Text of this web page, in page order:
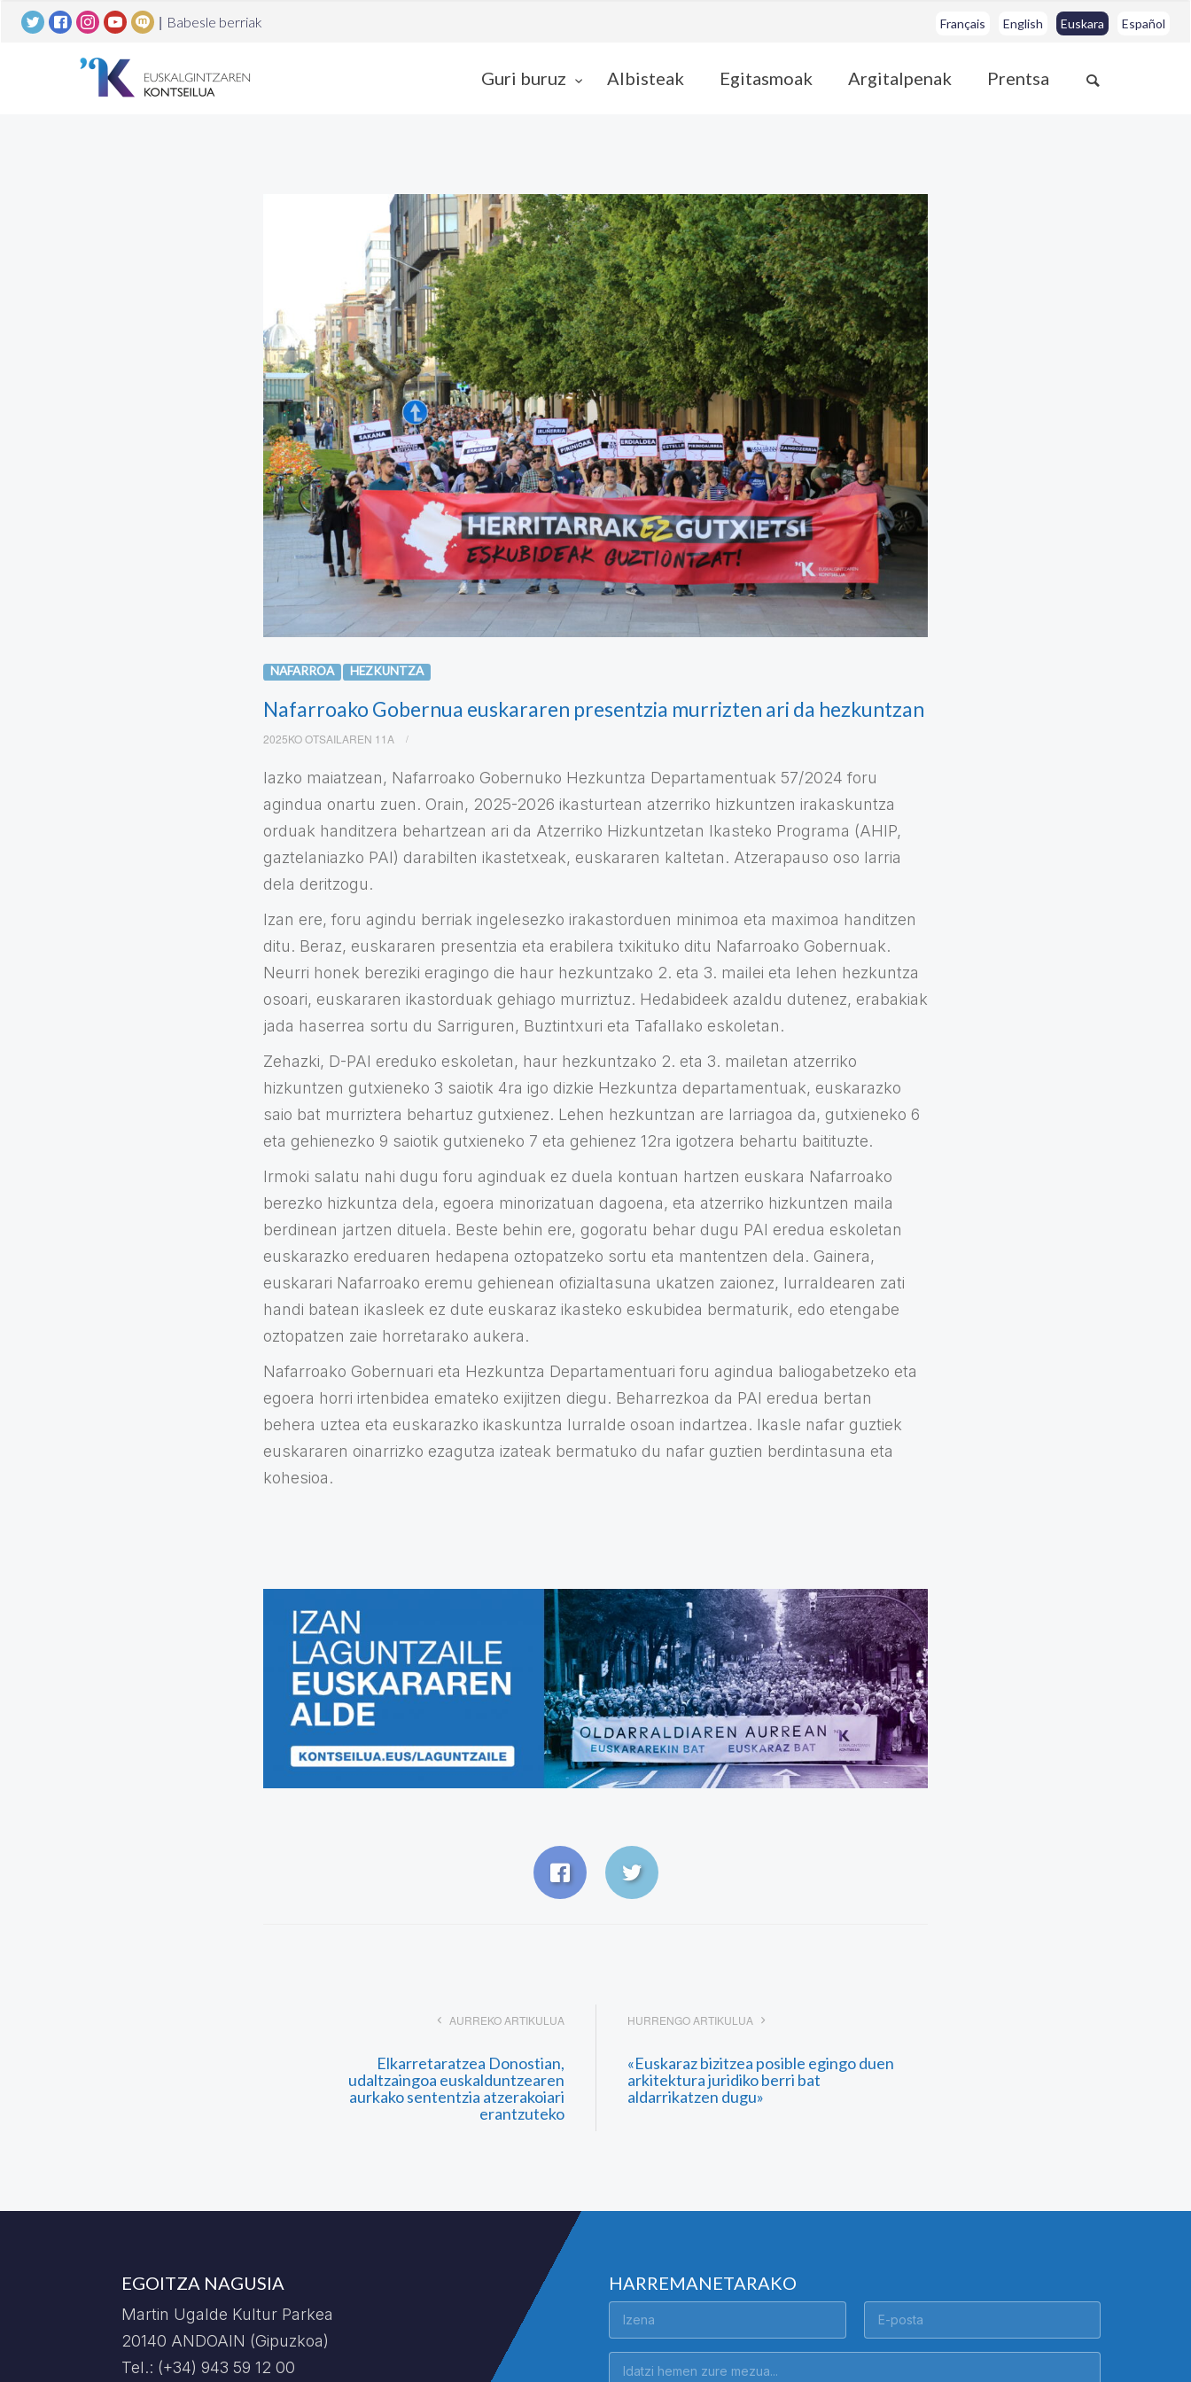
| Babesle berriak Français English Euskara Español
Guri buruz Albisteak Egitasmoak Argitalpenak Prentsa
NAFARROA HEZKUNTZA
Nafarroako Gobernua euskararen presentzia murrizten ari da hezkuntzan
2025KO OTSAILAREN 11A
Iazko maiatzean, Nafarroako Gobernuko Hezkuntza Departamentuak 57/2024 foru
agindua onartu zuen. Orain, 2025-2026 ikasturtean atzerriko hizkuntzen irakaskuntza
orduak handitzera behartzean ari da Atzerriko Hizkuntzetan Ikasteko Programa (AHIP,
gaztelaniazko PAI) darabilten ikastetxeak, euskararen kaltetan. Atzerapauso oso larria
dela deritzogu.
Izan ere, foru agindu berriak ingelesezko irakastorduen minimoa eta maximoa handitzen
ditu. Beraz, euskararen presentzia eta erabilera txikituko ditu Nafarroako Gobernuak.
Neurri honek bereziki eragingo die haur hezkuntzako 2. eta 3. mailei eta lehen hezkuntza
osoari, euskararen ikastorduak gehiago murriztuz. Hedabideek azaldu dutenez, erabakiak
jada haserrea sortu du Sarriguren, Buztintxuri eta Tafallako eskoletan.
Zehazki, D-PAI ereduko eskoletan, haur hezkuntzako 2. eta 3. mailetan atzerriko
hizkuntzen gutxieneko 3 saiotik 4ra igo dizkie Hezkuntza departamentuak, euskarazko
saio bat murriztera behartuz gutxienez. Lehen hezkuntzan are larriagoa da, gutxieneko 6
eta gehienezko 9 saiotik gutxieneko 7 eta gehienez 12ra igotzera behartu baitituzte.
Irmoki salatu nahi dugu foru aginduak ez duela kontuan hartzen euskara Nafarroako
berezko hizkuntza dela, egoera minorizatuan dagoena, eta atzerriko hizkuntzen maila
berdinean jartzen dituela. Beste behin ere, gogoratu behar dugu PAI eredua eskoletan
euskarazko ereduaren hedapena oztopatzeko sortu eta mantentzen dela. Gainera,
euskarari Nafarroako eremu gehienean ofizialtasuna ukatzen zaionez, lurraldearen zati
handi batean ikasleek ez dute euskaraz ikasteko eskubidea bermaturik, edo etengabe
oztopatzen zaie horretarako aukera.
Nafarroako Gobernuari eta Hezkuntza Departamentuari foru agindua baliogabetzeko eta
egoera horri irtenbidea emateko exijitzen diegu. Beharrezkoa da PAI eredua bertan
behera uztea eta euskarazko ikaskuntza lurralde osoan indartzea. Ikasle nafar guztiek
euskararen oinarrizko ezagutza izateak bermatuko du nafar guztien berdintasuna eta
kohesioa.
AURREKO ARTIKULUA
Elkarretaratzea Donostian,
udaltzaingoa euskalduntzearen
aurkako sententzia atzerakoiari
erantzuteko
HURRENGO ARTIKULUA
«Euskaraz bizitzea posible egingo duen
arkitektura juridiko berri bat
aldarrikatzen dugu»
EGOITZA NAGUSIA
Martin Ugalde Kultur Parkea
20140 ANDOAIN (Gipuzkoa)
Tel.: (+34) 943 59 12 00
HARREMANETARAKO